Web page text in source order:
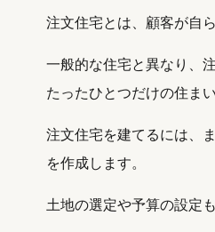
注文住宅とは、顧客が自
一般的な住宅と異なり、
たったひとつだけの住ま
注文住宅を建てるには、
を作成します。
土地の選定や予算の設定